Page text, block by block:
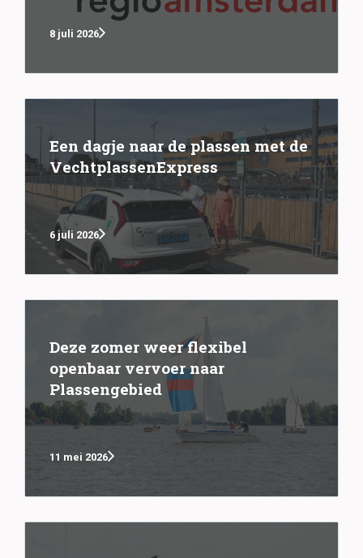
8 juli 2026
Een dagje naar de plassen met de
VechtplassenExpress
6 juli 2026
Deze zomer weer flexibel
openbaar vervoer naar
Plassengebied
11 mei 2026